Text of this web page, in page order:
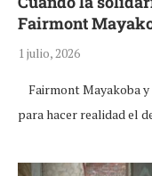
Fairmont
1 julio, 2026
Fairmont Mayakoba
para hacer realidad el